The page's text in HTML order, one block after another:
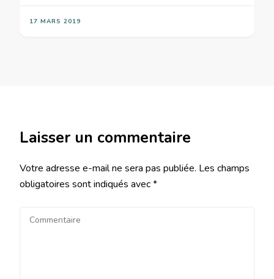
17 MARS 2019
Laisser un commentaire
Votre adresse e-mail ne sera pas publiée. Les champs
obligatoires sont indiqués avec*